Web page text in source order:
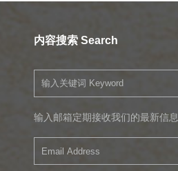
内容搜索 Search
输入邮箱定期接收我们的最新信息